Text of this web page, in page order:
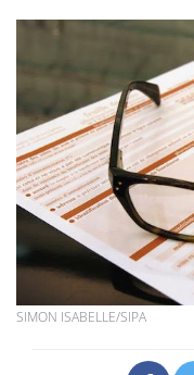
SIMON ISABELLE/SIPA